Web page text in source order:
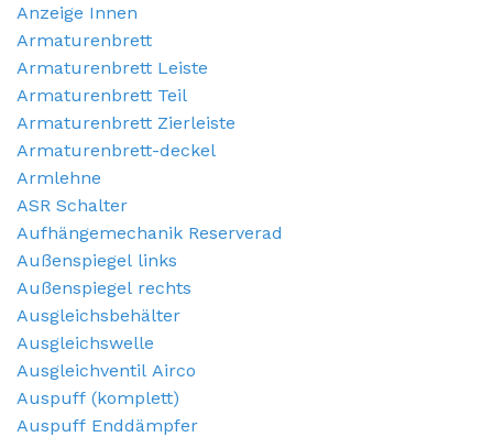
Anzeige Innen
Armaturenbrett
Armaturenbrett Leiste
Armaturenbrett Teil
Armaturenbrett Zierleiste
Armaturenbrett-deckel
Armlehne
ASR Schalter
Aufhängemechanik Reserverad
Außenspiegel links
Außenspiegel rechts
Ausgleichsbehälter
Ausgleichswelle
Ausgleichventil Airco
Auspuff (komplett)
Auspuff Enddämpfer